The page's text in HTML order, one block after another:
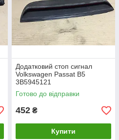
Додатковий стоп сигнал
Volkswagen Passat B5
3B5945121
Готово до відправки
452 ₴
Купити